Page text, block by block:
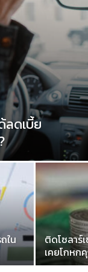
ลดเบี้ย
ใน
ติดโซลาร์
เคยโกหก